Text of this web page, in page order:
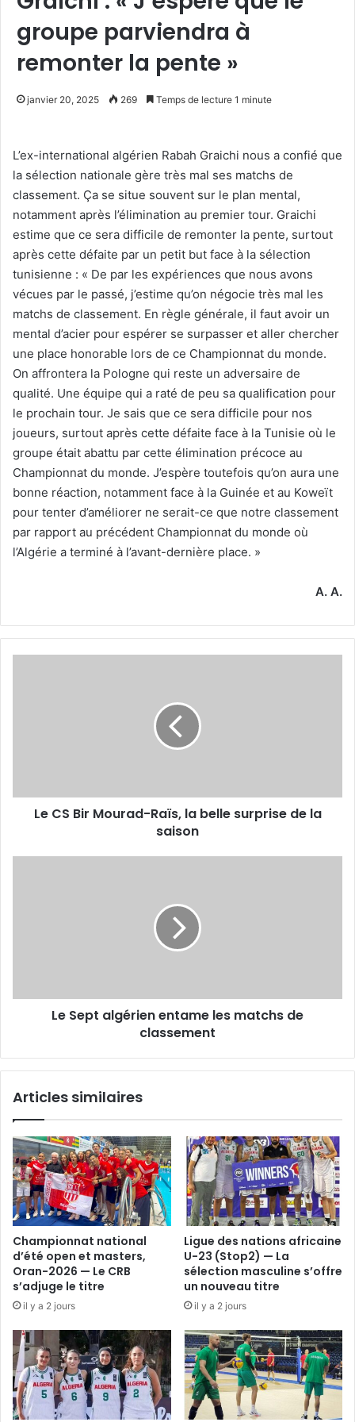
groupe parviendra à
remonter la pente »
janvier 20, 2025 269 Temps de lecture 1 minute
L’ex-international algérien Rabah Graichi nous a confié que
la sélection nationale gère très mal ses matchs de
classement. Ça se situe souvent sur le plan mental,
notamment après l’élimination au premier tour. Graichi
estime que ce sera difficile de remonter la pente, surtout
après cette défaite par un petit but face à la sélection
tunisienne : « De par les expériences que nous avons
vécues par le passé, j’estime qu’on négocie très mal les
matchs de classement. En règle générale, il faut avoir un
mental d’acier pour espérer se surpasser et aller chercher
une place honorable lors de ce Championnat du monde.
On affrontera la Pologne qui reste un adversaire de
qualité. Une équipe qui a raté de peu sa qualification pour
le prochain tour. Je sais que ce sera difficile pour nos
joueurs, surtout après cette défaite face à la Tunisie où le
groupe était abattu par cette élimination précoce au
Championnat du monde. J’espère toutefois qu’on aura une
bonne réaction, notamment face à la Guinée et au Koweït
pour tenter d’améliorer ne serait-ce que notre classement
par rapport au précédent Championnat du monde où
l’Algérie a terminé à l’avant-dernière place. »
A. A.
de
Le CS Bir Mourad-Raïs, la belle surprise de la
saison
Le Sept algérien entame les matchs de
classement
Articles similaires
Championnat national
d’été open et masters,
Oran-2026 — Le CRB
s’adjuge le titre
il y a 2 jours
Ligue des nations africaine
U-23 (Stop2) — La
sélection masculine s’offre
un nouveau titre
il y a 2 jours